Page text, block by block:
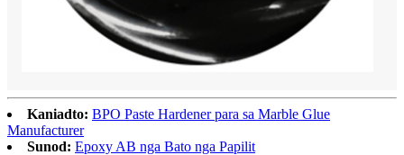
Kaniadto: BPO Paste Hardener para sa Marble Glue
Manufacturer
Sunod: Epoxy AB nga Bato nga Papilit